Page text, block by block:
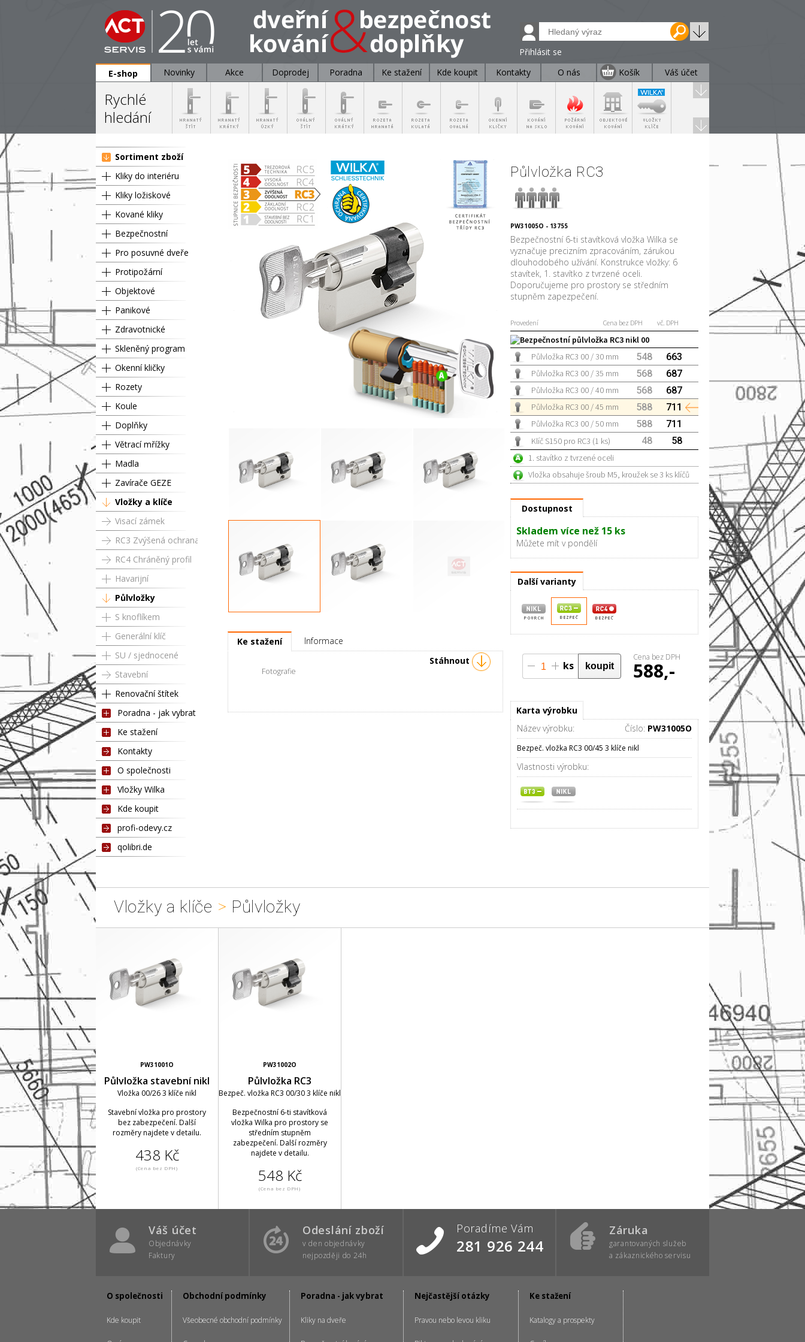
Přihlásit se
E-shop
Novinky Akce Doprodej Poradna Ke stažení Kde koupit Kontakty O nás Košík Váš účet
Rychlé
hledání
Sortiment zboží
Kliky do interiéru
Kliky ložiskové
Kované kliky
Bezpečnostní
Pro posuvné dveře
Protipožární
Objektové
Panikové
Zdravotnické
Skleněný program
Okenní kličky
Rozety
Koule
Doplňky
Větrací mřížky
Madla
Zavírače GEZE
Vložky a klíče
Visací zámek
RC3 Zvýšená ochrana
RC4 Chráněný profil
Havarijní
Půlvložky
S knoflíkem
Generální klíč
SU / sjednocené
Stavební
Renovační štítek
Poradna - jak vybrat
Ke stažení
Kontakty
O společnosti
Vložky Wilka
Kde koupit
profi-odevy.cz
qolibri.de
Půlvložka RC3
PW31005O - 13755
Bezpečnostní 6-ti stavítková vložka Wilka se
vyznačuje precizním zpracováním, zárukou
dlouhodobého užívání. Konstrukce vložky: 6
stavítek, 1. stavítko z tvrzené oceli.
Doporučujeme pro prostory se středním
stupněm zapezpečení.
Provedení Cena bez DPH vč. DPH
Bezpečnostní půlvložka RC3 nikl 00
Půlvložka RC3 00 / 30 mm
548 663
Půlvložka RC3 00 / 35 mm 568 687
Půlvložka RC3 00 / 40 mm 568 687
Půlvložka RC3 00 / 45 mm 588 711
Půlvložka RC3 00 / 50 mm 588 711
Klíč S150 pro RC3 (1 ks) 48 58
1. stavítko z tvrzené oceli
Vložka obsahuje šroub M5, kroužek se 3 ks klíčů
Dostupnost
Skladem více než 15 ks
Můžete mít v pondělí
Další varianty
ks
Cena bez DPH
588,-
Karta výrobku
Název výrobku: Číslo: PW31005O
Bezpeč. vložka RC3 00/45 3 klíče nikl
Vlastnosti výrobku:
Ke stažení Informace
Fotografie
Stáhnout
Vložky a klíče > Půlvložky
PW31001O
Půlvložka stavební nikl
Vložka 00/26 3 klíče nikl
Stavební vložka pro prostory
bez zabezpečení. Další
rozměry najdete v detailu.
438 Kč
(Cena bez DPH)
PW31002O
Půlvložka RC3
Bezpeč. vložka RC3 00/30 3 klíče nikl
Bezpečnostní 6-ti stavítková
vložka Wilka pro prostory se
středním stupněm
zabezpečení. Další rozměry
najdete v detailu.
548 Kč
(Cena bez DPH)
Váš účet
Objednávky
Faktury
Odeslání zboží
v den objednávky
nejpozději do 24h
Poradíme Vám
281 926 244
Záruka
garantovaných služeb
a zákaznického servisu
O společnosti
Kde koupit
Obchodní podmínky
Všeobecné obchodní podmínky
Poradna - jak vybrat
Kliky na dveře
Nejčastější otázky
Pravou nebo levou kliku
Ke stažení
Katalogy a prospekty